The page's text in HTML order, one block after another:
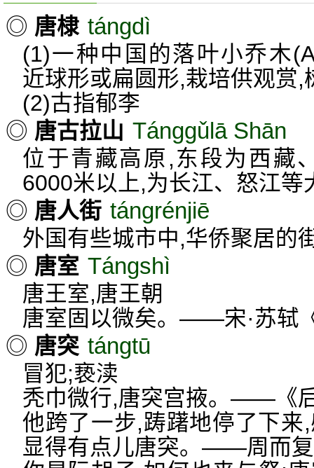
◎ 唐棣 tángdì
(1)一种中国的落叶小乔木
近球形或扁圆形,栽培供观赏,
(2)古指郁李
◎ 唐古拉山 Tánggǔlā Shān
位于青藏高原,东段为西藏
6000米以上,为长江、怒江等
◎ 唐人街 tángrénjiē
外国有些城市中,华侨聚居的
◎ 唐室 Tángshì
唐王室,唐王朝
唐室固以微矣。——宋·苏轼
◎ 唐突 tángtū
冒犯;亵渎
秃巾微行,唐突宫掖。——《
他跨了一步,踌躇地停了下
显得有点儿唐突。——周而